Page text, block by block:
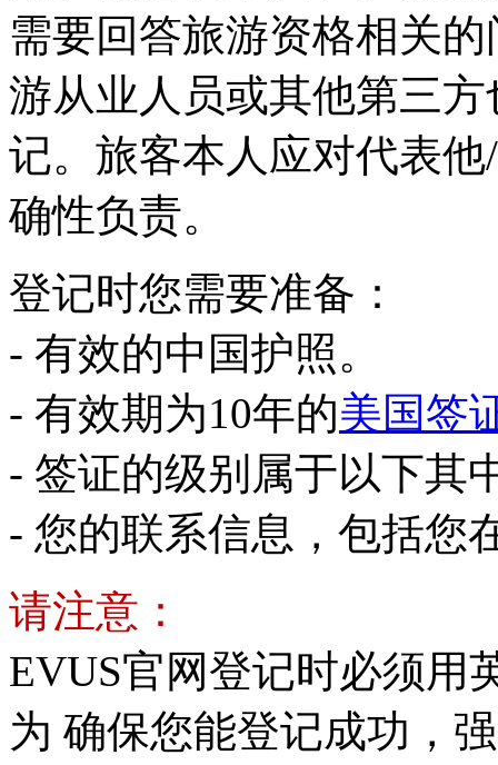
需要回答旅游资格相关
游从业人员或其他第三
记。旅客本人应对代表
确性负责。
登记时您需要准备：
- 有效的中国护照。
- 有效期为10年的美国签
- 签证的级别属于以下其
- 您的联系信息，包括您
请注意：
EVUS官网登记时必须用
为 确保您能登记成功，